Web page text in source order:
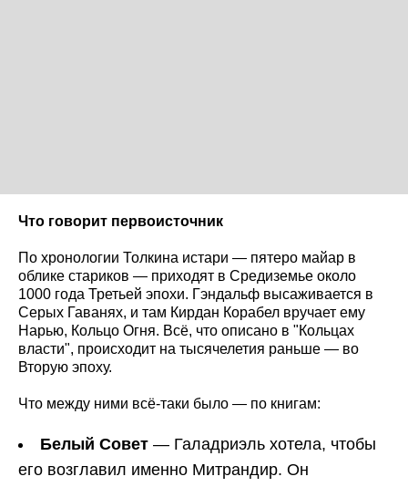
Что говорит первоисточник
По хронологии Толкина истари — пятеро майар в
облике стариков — приходят в Средиземье около
1000 года Третьей эпохи. Гэндальф высаживается в
Серых Гаванях, и там Кирдан Корабел вручает ему
Нарью, Кольцо Огня. Всё, что описано в "Кольцах
власти", происходит на тысячелетия раньше — во
Вторую эпоху.
Что между ними всё-таки было — по книгам:
Белый Совет — Галадриэль хотела, чтобы
его возглавил именно Митрандир. Он